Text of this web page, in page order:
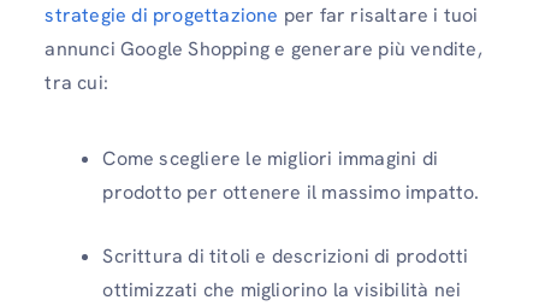
strategie di progettazione per far risaltare i tuoi
annunci Google Shopping e generare più vendite,
tra cui:
Come scegliere le migliori immagini di
prodotto per ottenere il massimo impatto.
Scrittura di titoli e descrizioni di prodotti
ottimizzati che migliorino la visibilità nei